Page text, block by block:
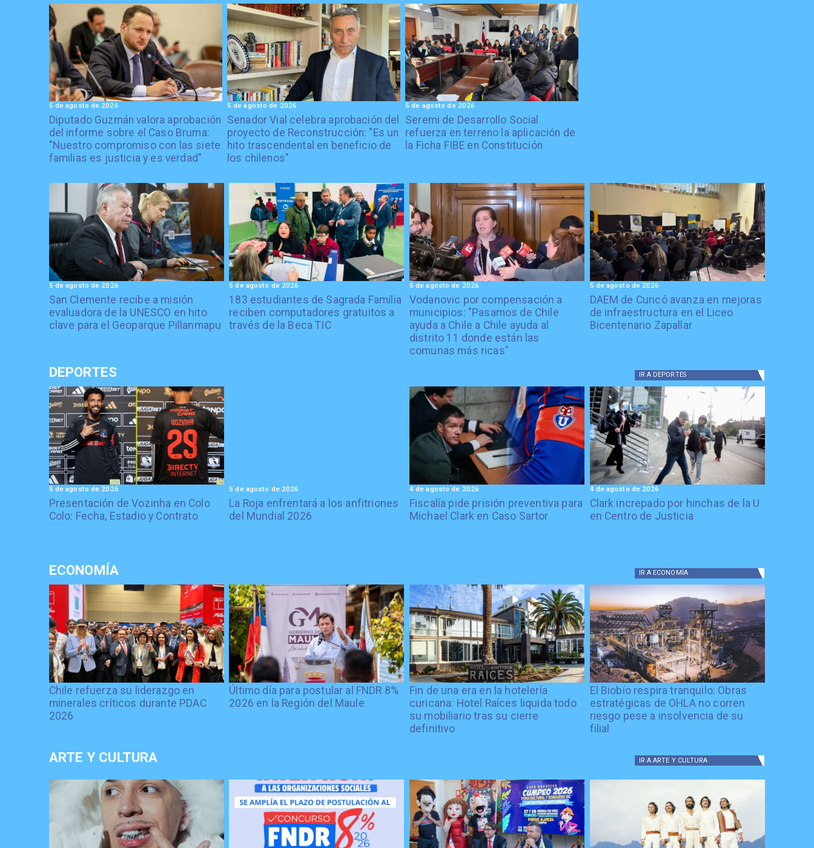
Diputado Guzmán valora aprobación
del informe sobre el Caso Bruma:
"Nuestro compromiso con las siete
familias es justicia y es verdad"
5 de agosto de 2026
Senador Vial celebra aprobación del
proyecto de Reconstrucción: "Es un
hito trascendental en beneficio de
los chilenos"
5 de agosto de 2026
Seremi de Desarrollo Social
refuerza en terreno la aplicación de
la Ficha FIBE en Constitución
5 de agosto de 2026
San Clemente recibe a misión
evaluadora de la UNESCO en hito
clave para el Geoparque Pillanmapu
5 de agosto de 2026
183 estudiantes de Sagrada Familia
reciben computadores gratuitos a
través de la Beca TIC
5 de agosto de 2026
Vodanovic por compensación a
municipios: "Pasamos de Chile
ayuda a Chile a Chile ayuda al
distrito 11 donde están las
comunas más ricas"
5 de agosto de 2026
DAEM de Curicó avanza en mejoras
de infraestructura en el Liceo
Bicentenario Zapallar
5 de agosto de 2026
DEPORTES IR A DEPORTES
Presentación de Vozinha en Colo
Colo: Fecha, Estadio y Contrato
5 de agosto de 2026
La Roja enfrentará a los anfitriones
del Mundial 2026
5 de agosto de 2026
Fiscalía pide prisión preventiva para
Michael Clark en Caso Sartor
4 de agosto de 2026
Clark increpado por hinchas de la U
en Centro de Justicia
4 de agosto de 2026
ECONOMÍA IR A ECONOMÍA
Chile refuerza su liderazgo en
minerales críticos durante PDAC
2026
Último día para postular al FNDR 8%
2026 en la Región del Maule
Fin de una era en la hotelería
curicana: Hotel Raíces liquida todo
su mobiliario tras su cierre
definitivo
El Biobío respira tranquilo: Obras
estratégicas de OHLA no corren
riesgo pese a insolvencia de su
filial
ARTE Y CULTURA IR A ARTE Y CULTURA